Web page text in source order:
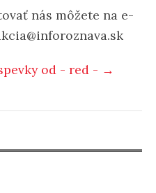
nás môžete na e-
od - red - →